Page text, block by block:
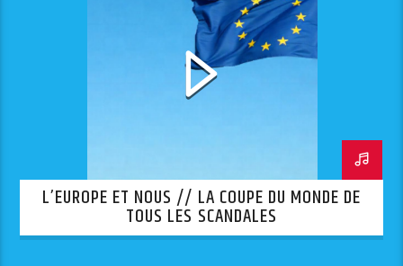
L’EUROPE ET NOUS // LA COUPE DU MONDE DE
TOUS LES SCANDALES